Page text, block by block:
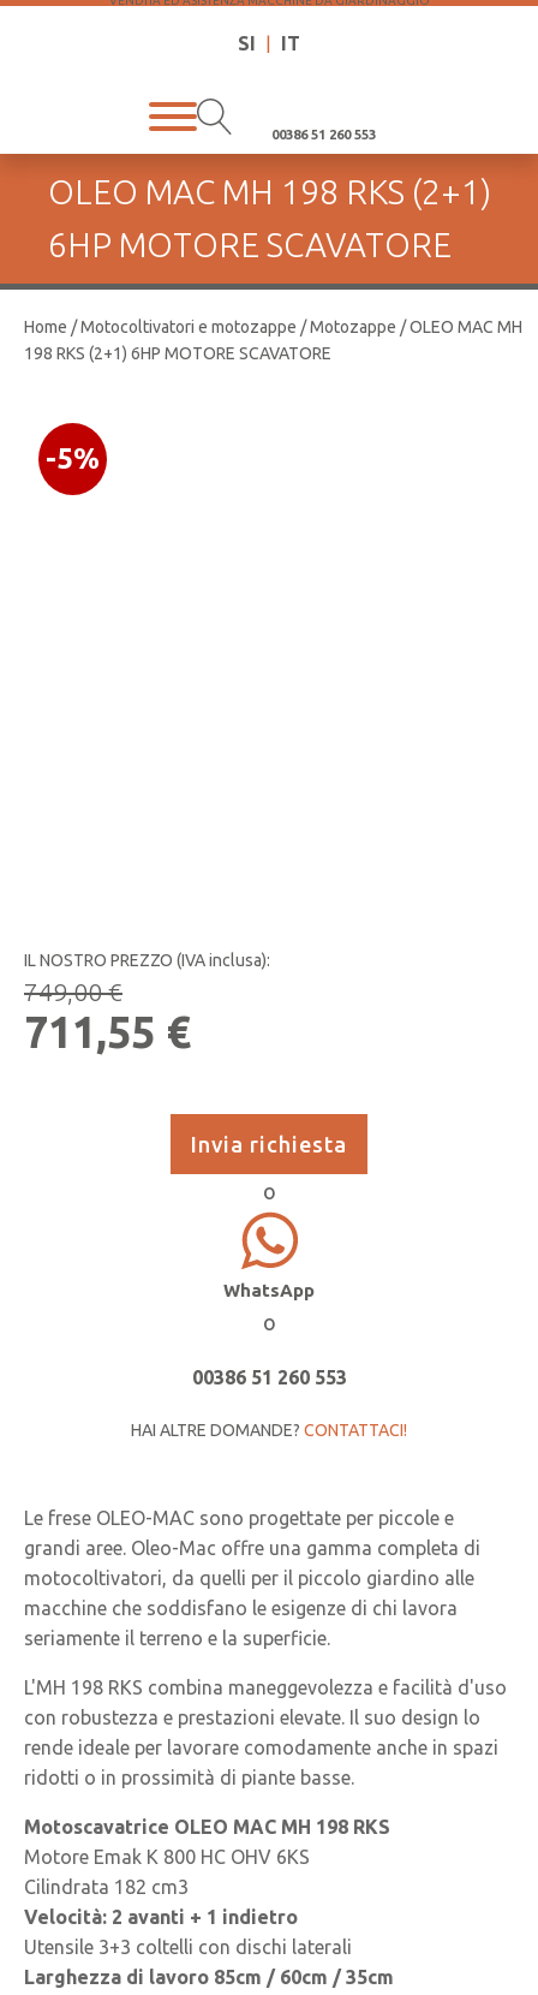
SI | IT
00386 51 260 553
OLEO MAC MH 198 RKS (2+1)
6HP MOTORE SCAVATORE
Home /Motocoltivatori e motozappe /Motozappe / OLEO MAC MH
198 RKS (2+1) 6HP MOTORE SCAVATORE
-5%
IL NOSTRO PREZZO (IVA inclusa):
749,00€
Il
originale
711,55 €
attuale
è:
711,55 €.
Invia richiesta
o
WhatsApp
o
00386 51 260 553
HAI ALTRE DOMANDE? CONTATTACI!
Le frese OLEO-MAC sono progettate per piccole e
grandi aree. Oleo-Mac offre una gamma completa di
motocoltivatori, da quelli per il piccolo giardino alle
macchine che soddisfano le esigenze di chi lavora
seriamente il terreno e la superficie.
L'MH 198 RKS combina maneggevolezza e facilità d'uso
con robustezza e prestazioni elevate. Il suo design lo
rende ideale per lavorare comodamente anche in spazi
ridotti o in prossimità di piante basse.
Motoscavatrice OLEO MAC MH 198 RKS
Motore Emak K 800 HC OHV 6KS
Cilindrata 182 cm3
Velocità: 2 avanti + 1 indietro
Utensile 3+3 coltelli con dischi laterali
Larghezza di lavoro 85cm / 60cm / 35cm